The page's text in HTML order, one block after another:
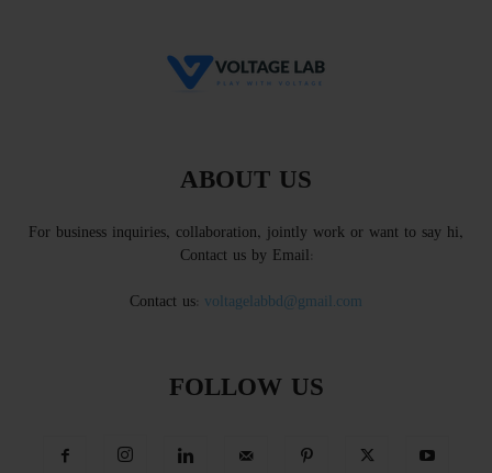
ABOUT US
For business inquiries, collaboration, jointly work or want to say hi,
Contact us by Email:
Contact us: voltagelabbd@gmail.com
FOLLOW US